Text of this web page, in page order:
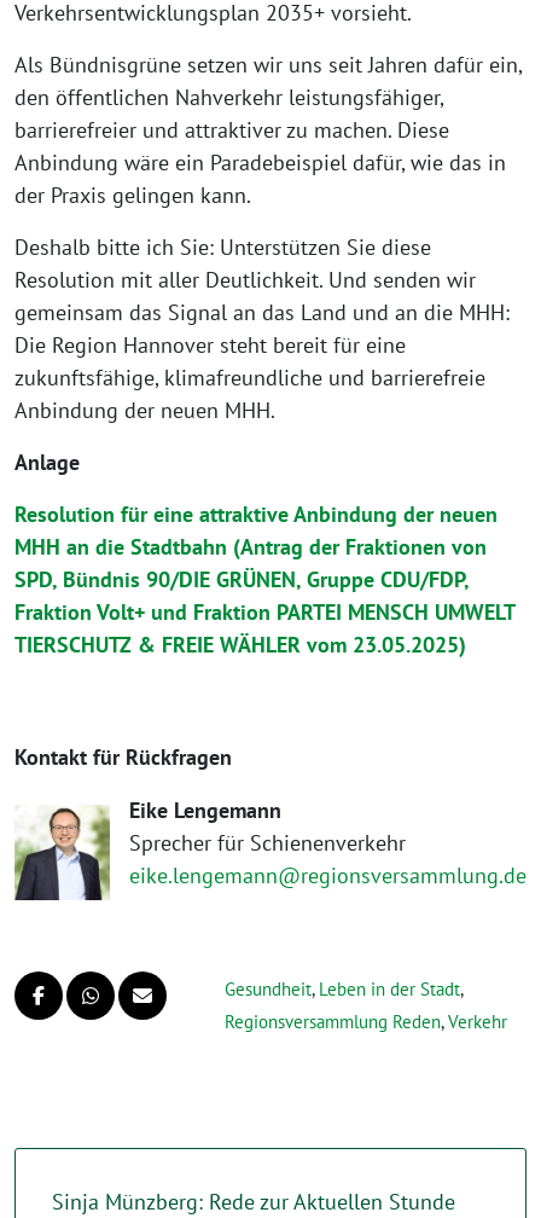
Verkehrsentwicklungsplan 2035+ vorsieht.
Als Bündnisgrüne setzen wir uns seit Jahren dafür ein,
den öffentlichen Nahverkehr leistungsfähiger,
barrierefreier und attraktiver zu machen. Diese
Anbindung wäre ein Paradebeispiel dafür, wie das in
der Praxis gelingen kann.
Deshalb bitte ich Sie: Unterstützen Sie diese
Resolution mit aller Deutlichkeit. Und senden wir
gemeinsam das Signal an das Land und an die MHH:
Die Region Hannover steht bereit für eine
zukunftsfähige, klimafreundliche und barrierefreie
Anbindung der neuen MHH.
Anlage
Resolution für eine attraktive Anbindung der neuen
MHH an die Stadtbahn (Antrag der Fraktionen von
SPD, Bündnis 90/DIE GRÜNEN, Gruppe CDU/FDP,
Fraktion Volt+ und Fraktion PARTEI MENSCH UMWELT
TIERSCHUTZ & FREIE WÄHLER vom 23.05.2025)
Kontakt für Rückfragen
Eike Lengemann
Sprecher für Schienenverkehr
eike.lengemann@regionsversammlung.de
Gesundheit, Leben in der Stadt,
Regionsversammlung Reden,Verkehr
Sinja Münzberg: Rede zur Aktuellen Stunde